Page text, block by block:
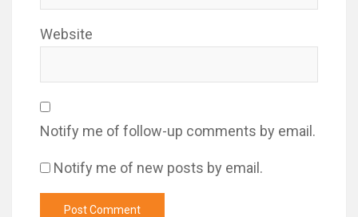
Website
Notify me of follow-up comments by email.
Notify me of new posts by email.